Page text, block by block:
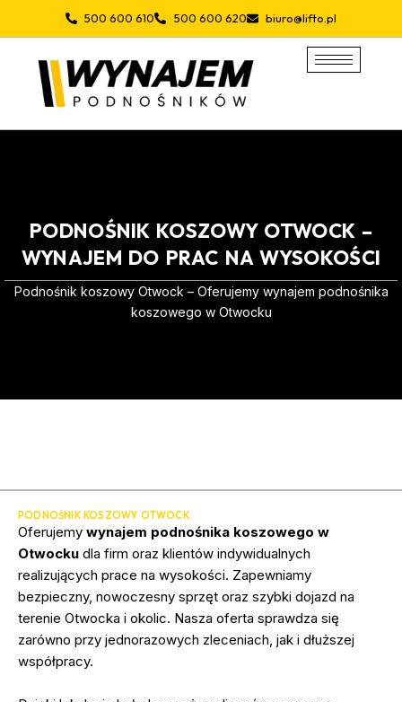
500 600 610 500 600 620 biuro@lifto.pl
PODNOŚNIK KOSZOWY OTWOCK –
WYNAJEM DO PRAC NA WYSOKOŚCI
Podnośnik koszowy Otwock – Oferujemy wynajem podnośnika
koszowego w Otwocku
PODNOŚNIK KOSZOWY OTWOCK
Oferujemy wynajem podnośnika koszowego w
Otwocku dla firm oraz klientów indywidualnych
realizujących prace na wysokości. Zapewniamy
bezpieczny, nowoczesny sprzęt oraz szybki dojazd na
terenie Otwocka i okolic. Nasza oferta sprawdza się
zarówno przy jednorazowych zleceniach, jak i dłuższej
współpracy.